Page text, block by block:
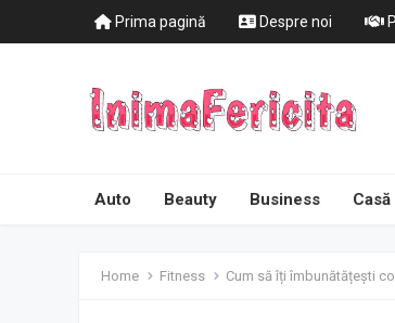
Prima pagină Despre noi
Auto Beauty Business
Home Fitness Cum să îți îmbunătățești